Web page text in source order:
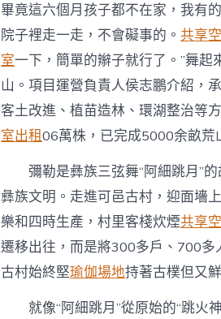
畢竟這六個月孩子都不在家，我有
院子裡走一走，不會礙事的。 共享
室一下，簡單的辮子就行了。”舞
山。項目運營負責人侯志鵬介紹，
客土改進、植苗造林、環湖整治等
室出租06萬株，已完成5000余畝荒
彌勒是彝族三弦舞“阿細跳月”
彝族文明。走進可邑古村，迎面墻
樂和四時生產，村里客棧炊煙共享
遷移出往，而是將300多戶、700
古村始終堅瑜伽場地持著古樸但又
就像“阿細跳月”從原始的“跳火